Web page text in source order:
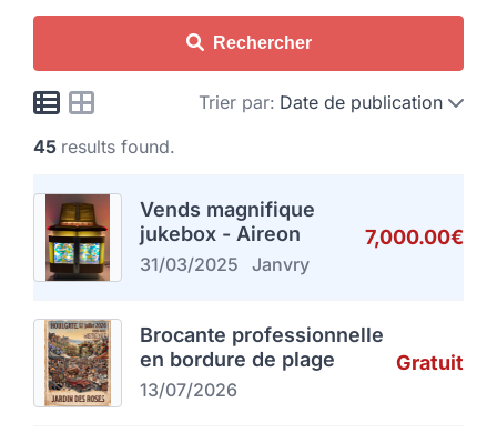
Rechercher
Trier par: Date de publication
45 results found.
Vends magnifique
jukebox - Aireon
31/03/2025 Janvry
7,000.00€
Brocante professionnelle
en bordure de plage
13/07/2026
Gratuit